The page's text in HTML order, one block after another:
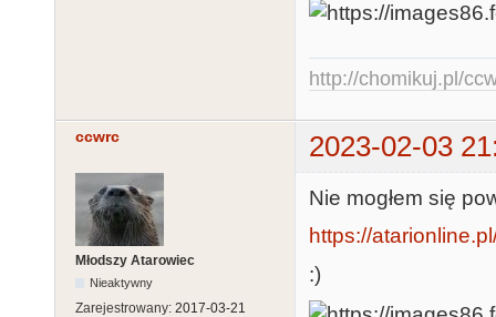
http://chomikuj.pl/
ccwrc 2023-02-03
Młodszy Atarowiec
Nieaktywny
Zarejestrowany: 2017-03-21
Nie mogłem się
https://
:)